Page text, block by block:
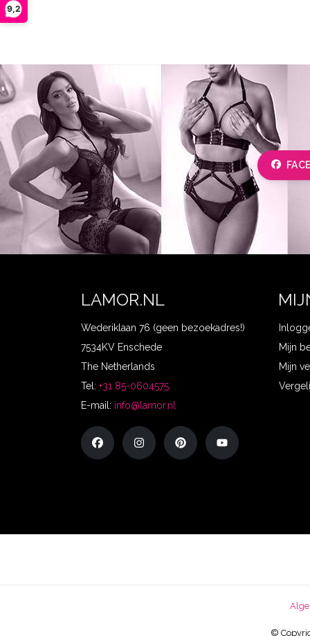
9,2
LAMOR.NL
Wederiklaan 76 (geen bezoekadres!)
7534KV Enschede
The Netherlands
Tel: +31 85-0604575
E-mail: info@lamor.nl
Mijn
Mijn
©